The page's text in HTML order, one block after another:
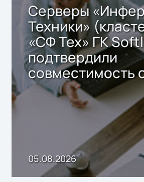
Серверы
Техники»
«СФ Тех» ГК
подтвердили
совместимость
решением Sharx
Storage 2.x для
хранения
05.08.2026